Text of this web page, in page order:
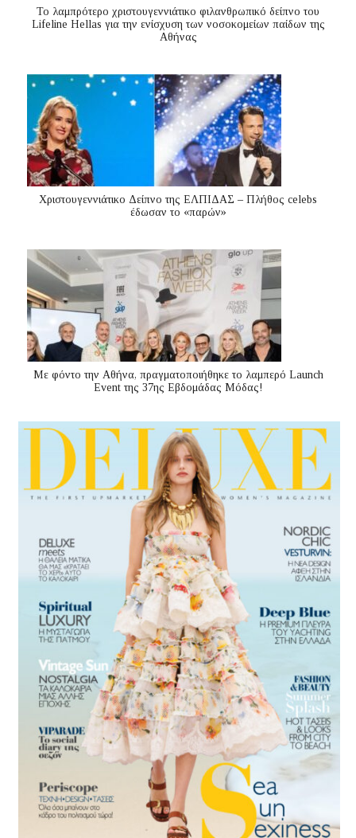
Το λαμπρότερο χριστουγεννιάτικο φιλανθρωπικό δείπνο του
Lifeline Hellas για την ενίσχυση των νοσοκομείων παίδων της
Αθήνας
Χριστουγεννιάτικο Δείπνο της ΕΛΠΙΔΑΣ – Πλήθος celebs
έδωσαν το «παρών»
Με φόντο την Αθήνα, πραγματοποιήθηκε το λαμπερό Launch
Event της 37ης Εβδομάδας Μόδας!